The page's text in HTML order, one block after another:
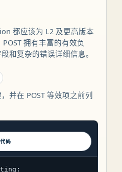
都应该为 L2 及更高版本
拥有丰富的有效负
和复杂的错误详细信息。
并在 POST 等效项之前列
码